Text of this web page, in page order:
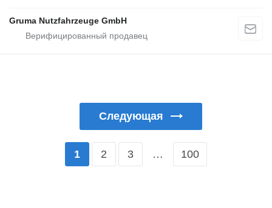
Gruma Nutzfahrzeuge GmbH
Следующая
1 2 3 … 100